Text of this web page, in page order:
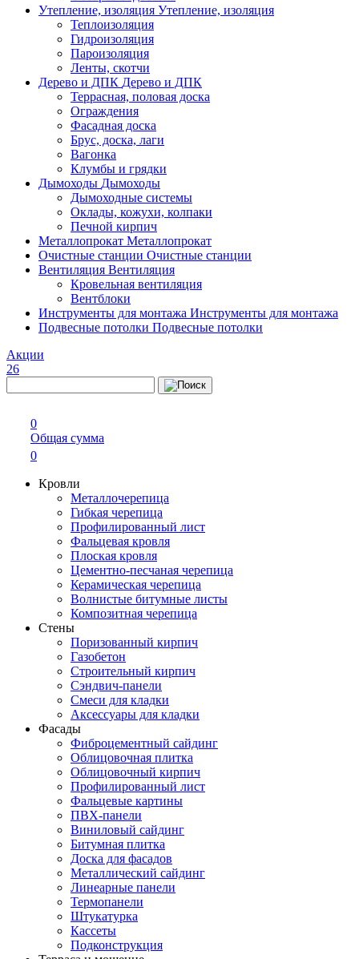
Утепление, изоляция Утепление, изоляция
Теплоизоляция
Гидроизоляция
Пароизоляция
Ленты, скотчи
Дерево и ДПК Дерево и ДПК
Террасная, половая доска
Ограждения
Фасадная доска
Брус, доска, лаги
Вагонка
Клумбы и грядки
Дымоходы Дымоходы
Дымоходные системы
Оклады, кожухи, колпаки
Печной кирпич
Металлопрокат Металлопрокат
Очистные станции Очистные станции
Вентиляция Вентиляция
Кровельная вентиляция
Вентблоки
Инструменты для монтажа Инструменты для монтажа
Подвесные потолки Подвесные потолки
Акции
26
0
Общая сумма
0
Кровли
Металлочерепица
Гибкая черепица
Профилированный лист
Фальцевая кровля
Плоская кровля
Цементно-песчаная черепица
Керамическая черепица
Волнистые битумные листы
Композитная черепица
Стены
Поризованный кирпич
Газобетон
Строительный кирпич
Сэндвич-панели
Смеси для кладки
Аксессуары для кладки
Фасады
Фиброцементный сайдинг
Облицовочная плитка
Облицовочный кирпич
Профилированный лист
Фальцевые картины
ПВХ-панели
Виниловый сайдинг
Битумная плитка
Доска для фасадов
Металлический сайдинг
Линеарные панели
Термопанели
Штукатурка
Кассеты
Подконструкция